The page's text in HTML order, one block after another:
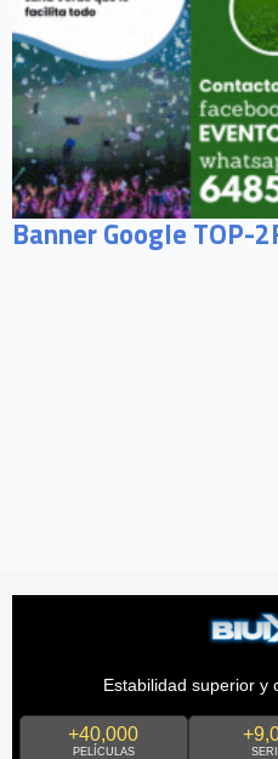
Banner Google TOP-
Estabilidad superior y
+40,000
PELÍCULAS